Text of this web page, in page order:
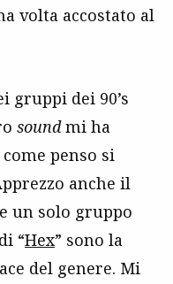
volta accostato al
gruppi dei 90’s
soundmi ha
penso si
anche il
un solo gruppo
di “Hex” sono la
del genere. Mi